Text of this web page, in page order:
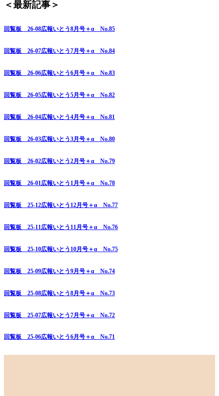
＜最新記事＞
回覧板 26-08広報いとう8月号＋α No.85
回覧板 26-07広報いとう7月号＋α No.84
回覧板 26-06広報いとう6月号＋α No.83
回覧板 26-05広報いとう5月号＋α No.82
回覧板 26-04広報いとう4月号＋α No.81
回覧板 26-03広報いとう3月号＋α No.80
回覧板 26-02広報いとう2月号＋α No.79
回覧板 26-01広報いとう1月号＋α No.78
回覧板 25-12広報いとう12月号＋α No.77
回覧板 25-11広報いとう11月号＋α No.76
回覧板 25-10広報いとう10月号＋α No.75
回覧板 25-09広報いとう9月号＋α No.74
回覧板 25-08広報いとう8月号＋α No.73
回覧板 25-07広報いとう7月号＋α No.72
回覧板 25-06広報いとう6月号＋α No.71